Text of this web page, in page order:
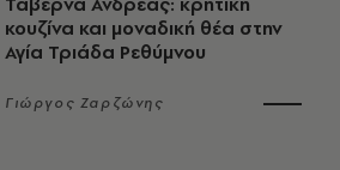
κουζίνα και μοναδική θέα στην
Αγία Τριάδα Ρεθύμνου
Γιώργος Ζαρζώνης